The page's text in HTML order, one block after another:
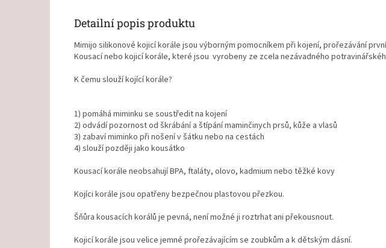
Detailní popis produktu
Mimijo silikonové kojicí korále jsou výborným pomocníkem při kojení, prořezávání
Kousací nebo kojicí korále, které jsou vyrobeny ze zcela nezávadného
K čemu slouží kojící korále?
1) pomáhá miminku se soustředit na kojení
2) odvádí pozornost od škrábání a štípání maminčinych prsů, kůže a vlasů
3) zabaví miminko při nošení v šátku nebo na cestách
4) slouží později jako kousátko
Kousací korále neobsahují BPA, ftaláty, olovo, kadmium nebo těžké kovy
Kojíci korále jsou opatřeny bezpečnou plastovou přezkou.
Šňůra kousacích korálů je pevná, není možné ji roztrhat ani překousnout.
Kojicí korále jsou velice jemné prořezávajícím se zoubkům a k dětským dásní.